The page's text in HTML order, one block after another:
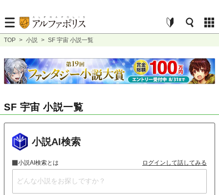
TOP > 小説 > SF 宇宙 小説一覧
SF 宇宙 小説一覧
小説AI検索
小説AI検索とは ログインして話してみる